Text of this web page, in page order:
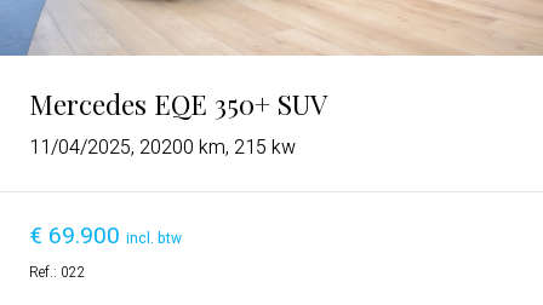
Mercedes EQE 350+ SUV
11/04/2025, 20200 km, 215 kw
€ 69.900 incl. btw
Ref.: 022